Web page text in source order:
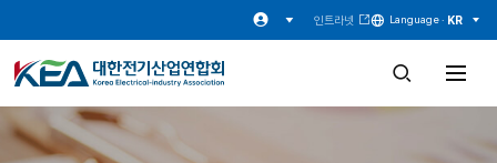
인트라넷 Language · KR
검
창
전